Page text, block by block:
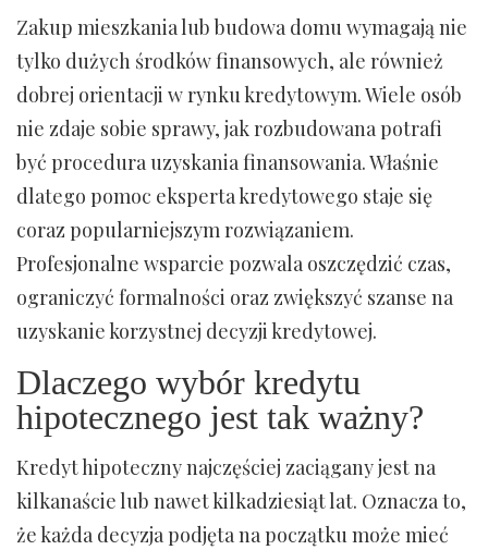
Zakup mieszkania lub budowa domu wymagają nie
tylko dużych środków finansowych, ale również
dobrej orientacji w rynku kredytowym. Wiele osób
nie zdaje sobie sprawy, jak rozbudowana potrafi
być procedura uzyskania finansowania. Właśnie
dlatego pomoc eksperta kredytowego staje się
coraz popularniejszym rozwiązaniem.
Profesjonalne wsparcie pozwala oszczędzić czas,
ograniczyć formalności oraz zwiększyć szanse na
uzyskanie korzystnej decyzji kredytowej.
Dlaczego wybór kredytu
hipotecznego jest tak ważny?
Kredyt hipoteczny najczęściej zaciągany jest na
kilkanaście lub nawet kilkadziesiąt lat. Oznacza to,
że każda decyzja podjęta na początku może mieć